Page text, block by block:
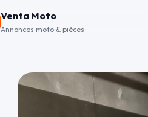
Venta Moto
Annonces moto & pièces